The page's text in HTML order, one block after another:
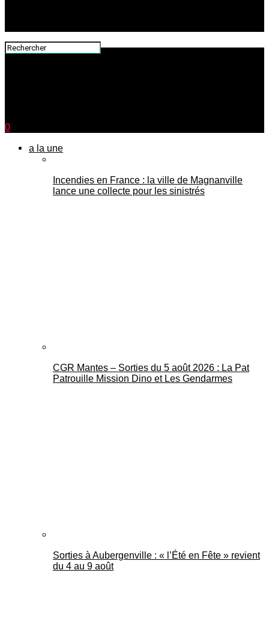
0
a la une
Incendies en France : la ville de Magnanville
lance une collecte pour les sinistrés
CGR Mantes – Sorties du 5 août 2026 : La Pat
Patrouille Mission Dino et Les Gendarmes
Sorties à Aubergenville : « l’Été en Fête » revient
du 4 au 9 août